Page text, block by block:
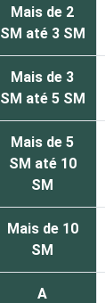
Mais de 2
SM até 3 SM
Mais de 3
SM até 5 SM
Mais de 5
SM até 10
SM
Mais de 10
SM
A